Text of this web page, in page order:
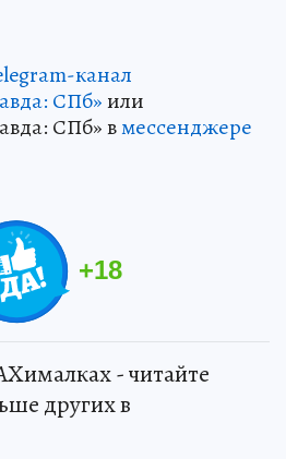
канал
СПб»или
СПб» вмессенджере
+18
- читайте
других в